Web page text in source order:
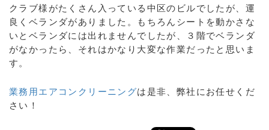
クラブ様がたくさん入っている中区のビルでしたが、運
良くベランダがありました。もちろんシートを動かさな
いとベランダには出れませんでしたが、３階でベランダ
がなかったら、それはかなり大変な作業だったと思いま
す。
業務用エアコンクリーニングは是非、弊社にお任せくだ
さい！